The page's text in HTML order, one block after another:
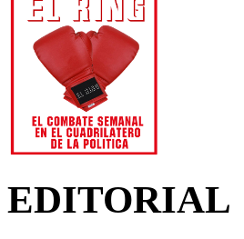
EDITORIAL